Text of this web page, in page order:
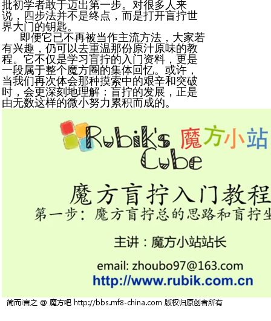
批初学者敢于迈出第一步。对很多人来
说，四步法并不是终点，而是打开盲拧世
界大门的钥匙。
即便它已不再被当作主流方法，大家若
有兴趣，仍可以去重温那份原汁原味的教
程。它不仅是学习盲拧的入门资料，更是
一段属于整个魔方圈的集体回忆。或许，
当我们再次体会那种摸索中的艰辛和突破
时，会更深刻地理解：盲拧的发展，正是
由无数这样的微小努力累积而成的。